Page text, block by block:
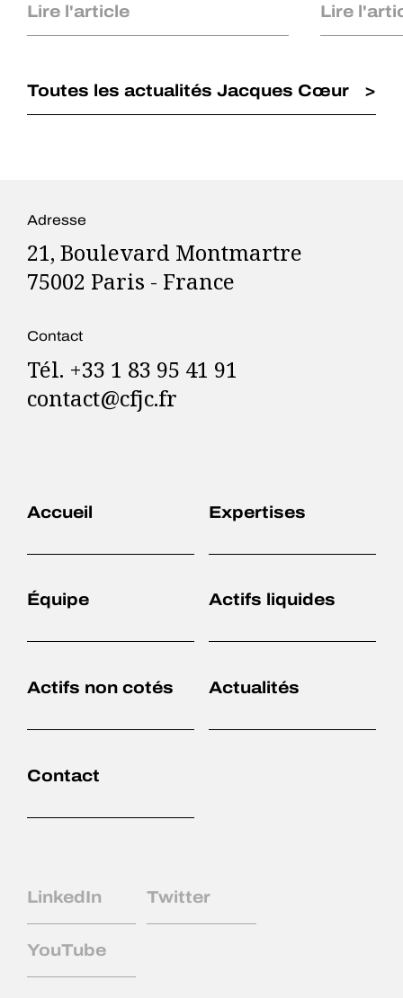
Accueil
Équipe
Actifs liquides
Lire l'article Lire
Toutes les actualités Jacques Cœur
Adresse
21, Boulevard Montmartre
75002 Paris - France
Contact
Tél. +33 1 83 95 41 91
contact@cfjc.fr
Accueil Expertises
Équipe Actifs liquides
Actifs non cotés Actualités
Contact
LinkedIn Twitter
YouTube